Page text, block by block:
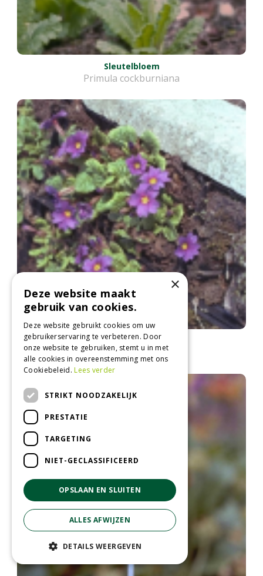
Sleutelbloem
Primula cockburniana
Sleutelbloem
Primula juliae
×
Deze website maakt
gebruik van cookies.
Deze website gebruikt cookies om uw
gebruikerservaring te verbeteren. Door
onze website te gebruiken, stemt u in met
alle cookies in overeenstemming met ons
Cookiebeleid.Lees verder
STRIKT NOODZAKELIJK
PRESTATIE
TARGETING
NIET-GECLASSIFICEERD
OPSLAAN EN SLUITEN
ALLES AFWIJZEN
DETAILS WEERGEVEN